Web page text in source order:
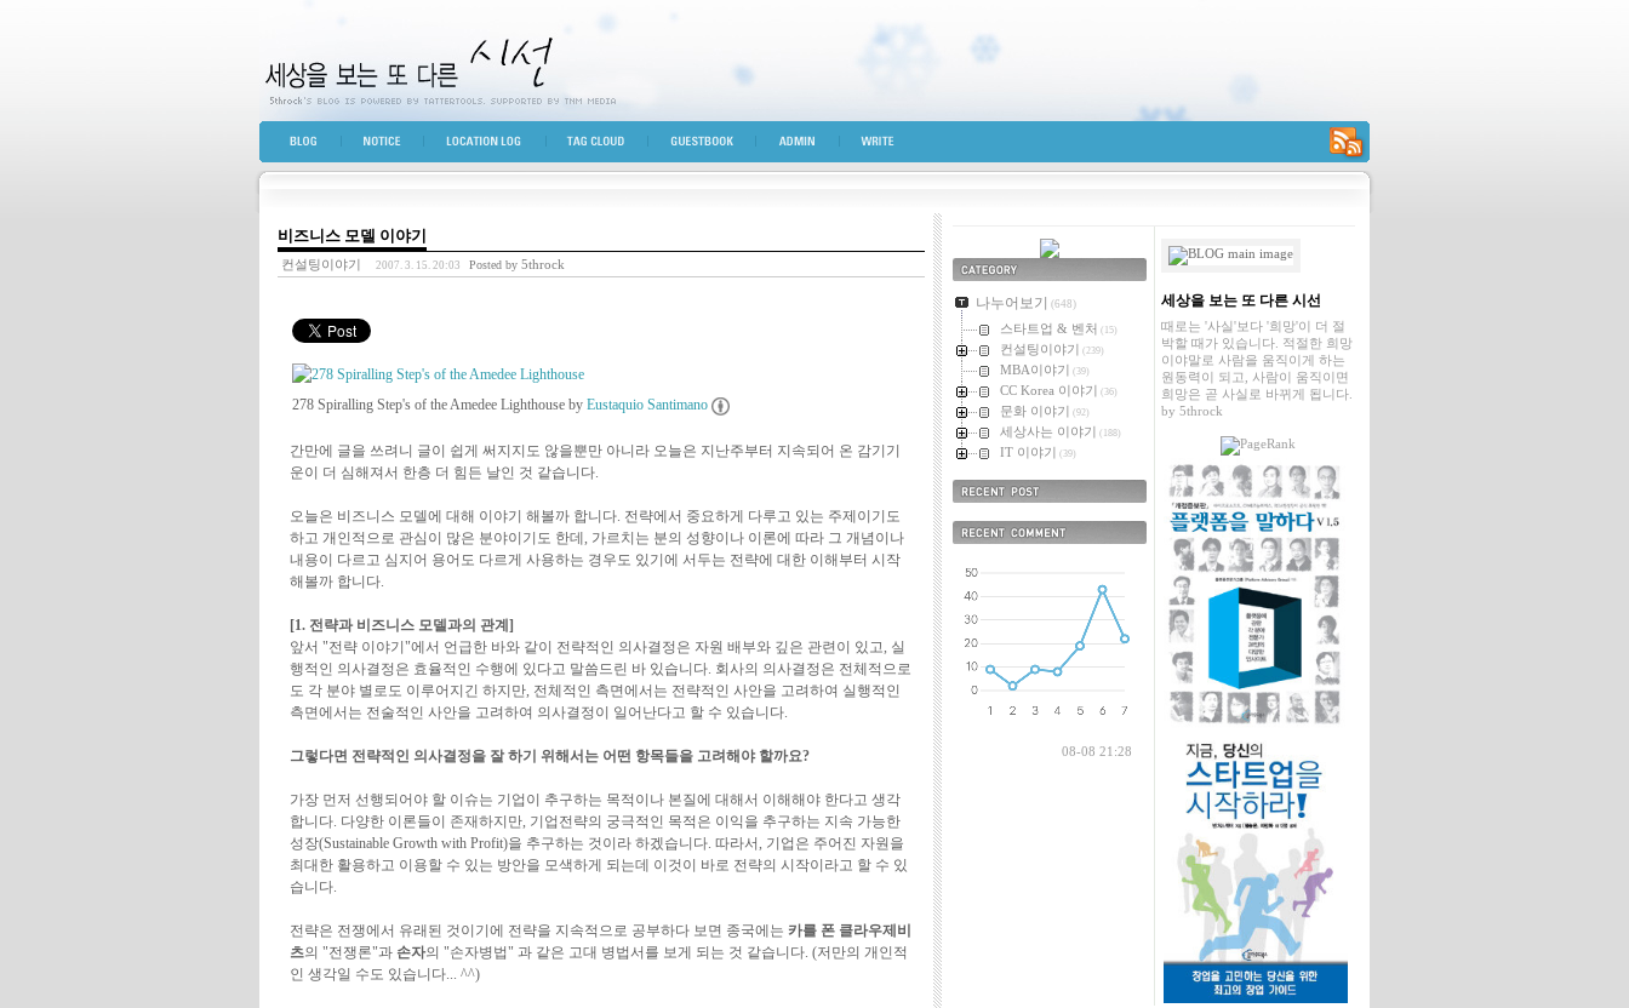
세상을 보는 또 다른 시선
BLOG TOP NOTICE LOCATION LOG TAG CLOUD GUESTBOOK ADMIN WRITE RSS
비즈니스 모델 이야기
컨설팅이야기 2007. 3. 15. 20:03 Posted by 5throck
278 Spiralling Step's of the Amedee Lighthouse by Eustaquio Santimano
간만에 글을 쓰려니 글이 쉽게 써지지도 않을뿐만 아니라 오늘은 지난주부터 지속되어 온 감기기
운이 더 심해져서 한층 더 힘든 날인 것 같습니다.
오늘은 비즈니스 모델에 대해 이야기 해볼까 합니다. 전략에서 중요하게 다루고 있는 주제이기도
하고 개인적으로 관심이 많은 분야이기도 한데, 가르치는 분의 성향이나 이론에 따라 그 개념이나
내용이 다르고 심지어 용어도 다르게 사용하는 경우도 있기에 서두는 전략에 대한 이해부터 시작
해볼까 합니다.
[1. 전략과 비즈니스 모델과의 관계]
앞서 "전략 이야기"에서 언급한 바와 같이 전략적인 의사결정은 자원 배부와 깊은 관련이 있고, 실
행적인 의사결정은 효율적인 수행에 있다고 말씀드린 바 있습니다. 회사의 의사결정은 전체적으로
도 각 분야 별로도 이루어지긴 하지만, 전체적인 측면에서는 전략적인 사안을 고려하여 실행적인
측면에서는 전술적인 사안을 고려하여 의사결정이 일어난다고 할 수 있습니다.
그렇다면 전략적인 의사결정을 잘 하기 위해서는 어떤 항목들을 고려해야 할까요?
가장 먼저 선행되어야 할 이슈는 기업이 추구하는 목적이나 본질에 대해서 이해해야 한다고 생각
합니다. 다양한 이론들이 존재하지만, 기업전략의 궁극적인 목적은 이익을 추구하는 지속 가능한
성장(Sustainable Growth with Profit)을 추구하는 것이라 하겠습니다. 따라서, 기업은 주어진 자원을
최대한 활용하고 이용할 수 있는 방안을 모색하게 되는데 이것이 바로 전략의 시작이라고 할 수 있
습니다.
전략은 전쟁에서 유래된 것이기에 전략을 지속적으로 공부하다 보면 종국에는 카를 폰 클라우제비
츠의 "전쟁론"과 손자의 "손자병법" 과 같은 고대 병법서를 보게 되는 것 같습니다. (저만의 개인적
인 생각일 수도 있습니다... ^^)
카테고리
나누어보기 (648)
스타트업 & 벤처 (15)
컨설팅이야기 (239)
MBA이야기 (39)
CC Korea 이야기 (36)
문화 이야기 (92)
세상사는 이야기 (188)
IT 이야기 (39)
08-08 21:28
세상을 보는 또 다른 시선
때로는 '사실'보다 '희망'이 더 절
박할 때가 있습니다. 적절한 희망
이야말로 사람을 움직이게 하는
원동력이 되고, 사람이 움직이면
희망은 곧 사실로 바뀌게 됩니다.
by 5throck